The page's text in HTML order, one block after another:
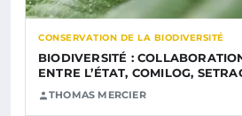
CONSERVATION DE LA BIODIVERSITÉ
BIODIVERSITÉ :
ENTRE L’ÉTAT, COMILOG,
THOMAS MERCIER